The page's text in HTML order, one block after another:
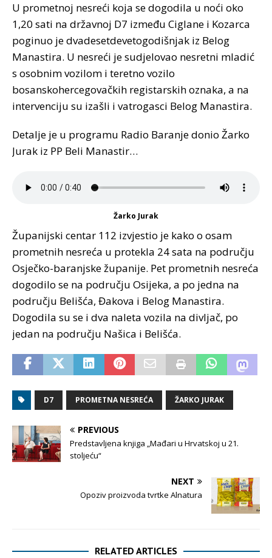
U prometnoj nesreći koja se dogodila u noći oko
1,20 sati na državnoj D7 između Ciglane i Kozarca
poginuo je dvadesetdevetogodišnjak iz Belog
Manastira. U nesreći je sudjelovao nesretni mladić
s osobnim vozilom i teretno vozilo
bosanskohercegovačkih registarskih oznaka, a na
intervenciju su izašli i vatrogasci Belog Manastira.
Detalje je u programu Radio Baranje donio Žarko
Jurak iz PP Beli Manastir…
Žarko Jurak
Županijski centar 112 izvjestio je kako o osam
prometnih nesreća u protekla 24 sata na području
Osječko-baranjske županije. Pet prometnih nesreća
dogodilo se na području Osijeka, a po jedna na
području Belišća, Đakova i Belog Manastira.
Dogodila su se i dva naleta vozila na divljač, po
jedan na području Našica i Belišća.
D7 PROMETNA NESREĆA ŽARKO JURAK
PREVIOUS
Predstavljena knjiga „Mađari u Hrvatskoj u 21.
stoljeću“
NEXT
Opoziv proizvoda tvrtke Alnatura
RELATED ARTICLES